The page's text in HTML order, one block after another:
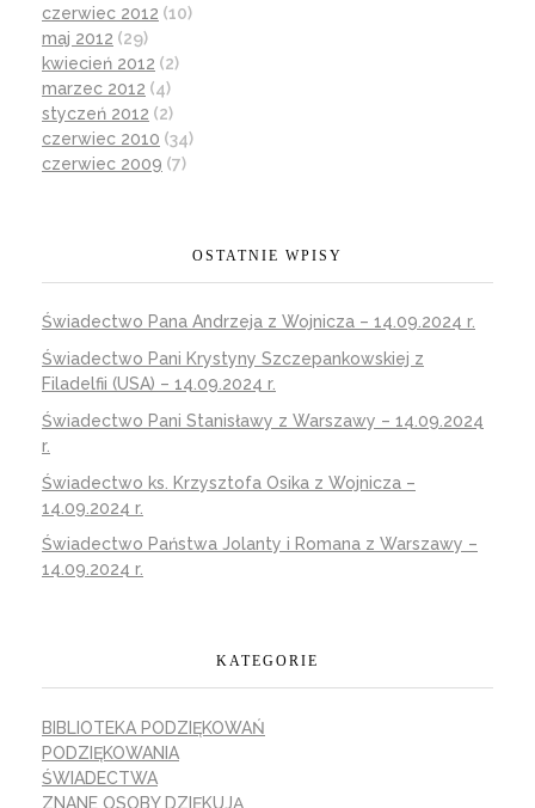
czerwiec 2012 (10)
maj 2012 (29)
kwiecień 2012 (2)
marzec 2012 (4)
styczeń 2012 (2)
czerwiec 2010 (34)
czerwiec 2009 (7)
OSTATNIE WPISY
Świadectwo Pana Andrzeja z Wojnicza – 14.09.2024 r.
Świadectwo Pani Krystyny Szczepankowskiej z
Filadelfii (USA) – 14.09.2024 r.
Świadectwo Pani Stanisławy z Warszawy – 14.09.2024
r.
Świadectwo ks. Krzysztofa Osika z Wojnicza –
14.09.2024 r.
Świadectwo Państwa Jolanty i Romana z Warszawy –
14.09.2024 r.
KATEGORIE
BIBLIOTEKA PODZIĘKOWAŃ
PODZIĘKOWANIA
ŚWIADECTWA
ZNANE OSOBY DZIĘKUJĄ